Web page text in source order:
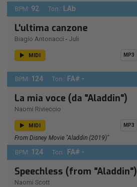
BPM: 92 Ton.: LAb
L'ultima canzone
Biagio Antonacci - Juli
MIDI MP3
BPM: 124 Ton.: FA# -
La mia voce (da "Aladdin")
Naomi Rivieccio
MIDI MP3
From Disney Movie "Aladdin (2019)"
BPM: 124 Ton.: FA# -
Speechless (from "Aladdin")
Naomi Scott